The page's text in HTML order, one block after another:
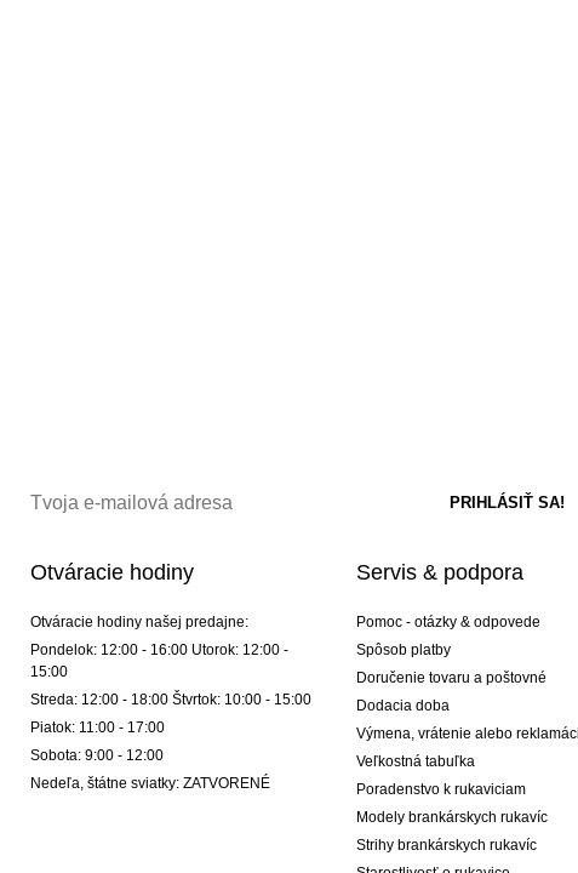
Otváracie hodiny
Otváracie hodiny našej predajne:
Pondelok: 12:00 - 16:00 Utorok: 12:00 -
15:00
Streda: 12:00 - 18:00 Štvrtok: 10:00 - 15:00
Piatok: 11:00 - 17:00
Sobota: 9:00 - 12:00
Nedeľa, štátne sviatky: ZATVORENÉ
Servis & podpora
Pomoc - otázky & odpovede
Spôsob platby
Doručenie tovaru a poštovné
Dodacia doba
Výmena, vrátenie alebo
Veľkostná tabuľka
Poradenstvo k rukaviciam
Modely brankárskych rukavíc
Strihy brankárskych rukavíc